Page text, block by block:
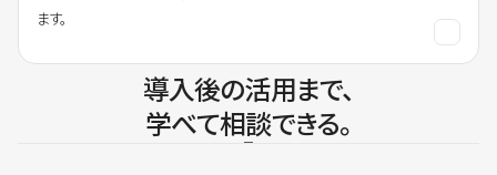
ます。
導入後の活用まで、
学べて相談できる。